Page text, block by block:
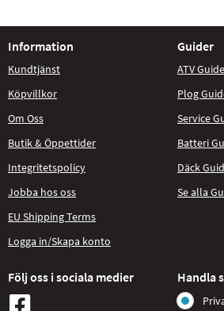
Information
Kundtjänst
Köpvillkor
Om Oss
Butik & Öppettider
Integritetspolicy
Jobba hos oss
EU Shipping Terms
Logga in/Skapa konto
Guider
ATV
Plog
Service
Batteri
Däck
Se alla
Följ oss i sociala medier Handla